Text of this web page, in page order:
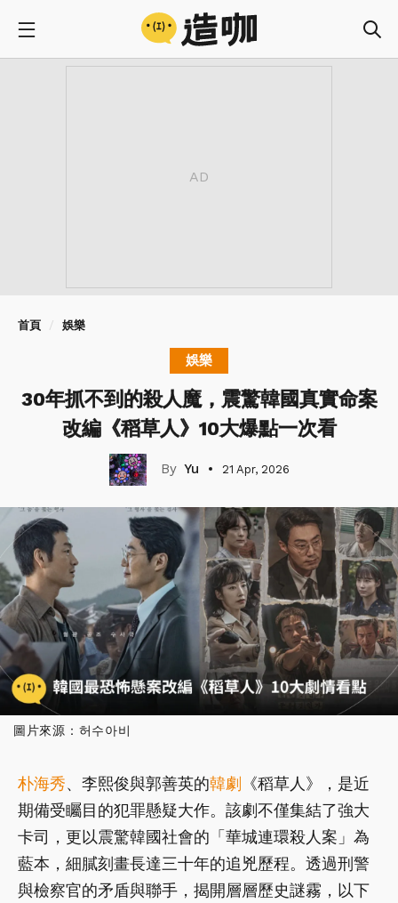
首頁 娛樂
娛樂
30年抓不到的殺人魔，震驚韓國真實命案
改編《稻草人》10大爆點一次看
Yu 21 Apr, 2026
圖片來源：허수아비
朴海秀、李熙俊與郭善英的韓劇
《稻草人》，是近
期備受矚目的犯罪懸疑大作。該劇不僅集結了強大
卡司，更以震驚韓國社會的「華城連環殺人案」為
藍本，細膩刻畫長達三十年的追兇歷程。透過刑警
與檢察官的矛盾與聯手，揭開層層歷史謎霧，以下